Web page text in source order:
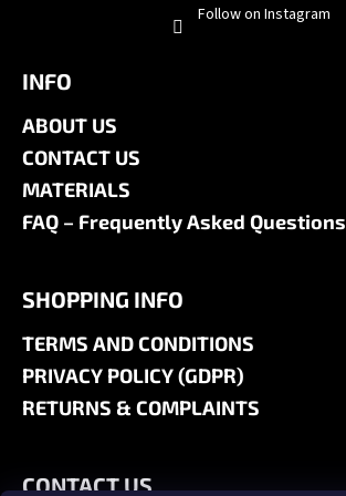
Follow on Instagram
INFO
ABOUT US
CONTACT US
MATERIALS
FAQ – Frequently Asked Questions
SHOPPING INFO
TERMS AND CONDITIONS
PRIVACY POLICY (GDPR)
RETURNS & COMPLAINTS
CONTACT US